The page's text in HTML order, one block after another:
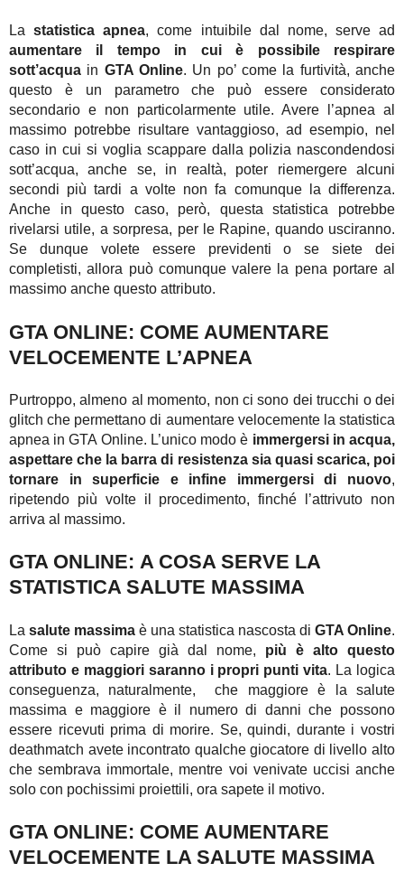
Lastatistica apnea, come intuibile dal nome, serve ad
aumentare il tempo in cui è possibile respirare
sott’acqua in GTA Online. Un po’ come la furtività, anche
questo è un parametro che può essere considerato
secondario e non particolarmente utile. Avere l’apnea al
massimo potrebbe risultare vantaggioso, ad esempio, nel
caso in cui si voglia scappare dalla polizia nascondendosi
sott’acqua, anche se, in realtà, poter riemergere alcuni
secondi più tardi a volte non fa comunque la differenza.
Anche in questo caso, però, questa statistica potrebbe
rivelarsi utile, a sorpresa, per le Rapine, quando usciranno.
Se dunque volete essere previdenti o se siete dei
completisti, allora può comunque valere la pena portare al
massimo anche questo attributo.
GTA ONLINE: COME AUMENTARE
VELOCEMENTE L’APNEA
Purtroppo, almeno al momento, non ci sono dei trucchi o dei
glitch che permettano di aumentare velocemente la statistica
apnea in GTA Online. L’unico modo è immergersi in acqua,
aspettare che la barra di resistenza sia quasi scarica, poi
tornare in superficie e infine immergersi di nuovo,
ripetendo più volte il procedimento, finché l’attrivuto non
arriva al massimo.
GTA ONLINE: A COSA SERVE LA
STATISTICA SALUTE MASSIMA
La salute massima è una statistica nascosta di GTA Online.
Come si può capire già dal nome, più è alto questo
attributo e maggiori saranno i propri punti vita. La logica
conseguenza, naturalmente, che maggiore è la salute
massima e maggiore è il numero di danni che possono
essere ricevuti prima di morire. Se, quindi, durante i vostri
deathmatch avete incontrato qualche giocatore di livello alto
che sembrava immortale, mentre voi venivate uccisi anche
solo con pochissimi proiettili, ora sapete il motivo.
GTA ONLINE: COME AUMENTARE
VELOCEMENTE LA SALUTE MASSIMA